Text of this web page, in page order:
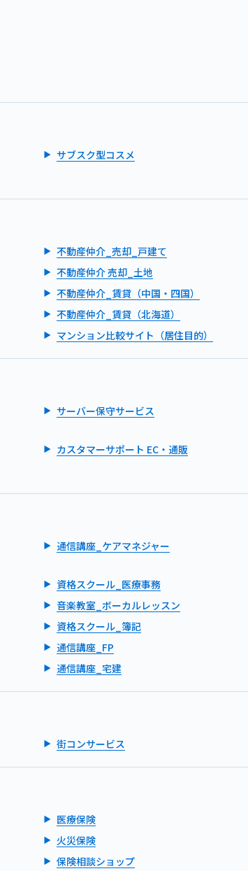
サブスク型コスメ
不動産仲介_売却_戸建て
不動産仲介 売却_土地
不動産仲介_賃貸（中国・四国）
不動産仲介_賃貸（北海道）
マンション比較サイト（居住目的）
サーバー保守サービス
カスタマーサポート EC・通販
通信講座_ケアマネジャー
資格スクール_医療事務
音楽教室_ボーカルレッスン
資格スクール_簿記
通信講座_FP
通信講座_宅建
街コンサービス
医療保険
火災保険
保険相談ショップ